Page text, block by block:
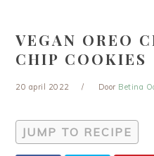
VEGAN OREO
CHIP COOKIES
20 april 2022 Door Betina
JUMP TO RECIPE